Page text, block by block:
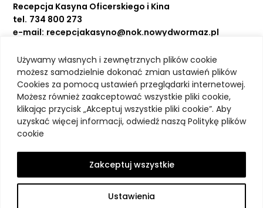
Używamy własnych i zewnętrznych plików cookie
możesz samodzielnie dokonać zmian ustawień plików
Cookies za pomocą ustawień przeglądarki internetowej.
Możesz również zaakceptować wszystkie pliki cookie,
klikając przycisk „Akceptuj wszystkie pliki cookie”. Aby
uzyskać więcej informacji, odwiedź naszą Politykę plików
cookie
Ustawienia
Zakceptuj wszystkie
Recepcja Kasyna Oficerskiego i Kina
tel. 734 800 273
e-mail: recepcjakasyno@nok.nowydwormaz.pl
Aktualności
Kasyno Oficerskie
Kino
Bilety
Zajęcia stałe
Polityka prywatności
Deklaracja dostępności